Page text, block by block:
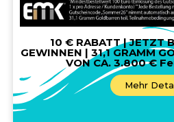
10 € RABATT | JETZT
GEWINNEN | 31,1 GRAMM
VON CA. 3.800 €
Mehr